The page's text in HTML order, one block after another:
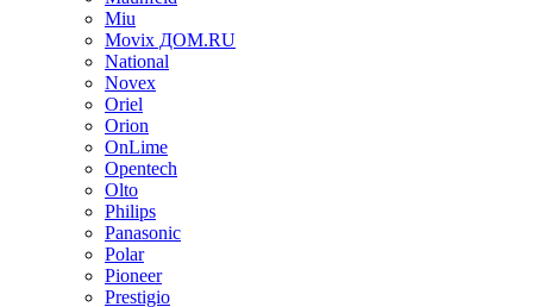
Miu
Movix ДОМ.RU
National
Novex
Oriel
Orion
OnLime
Opentech
Olto
Philips
Panasonic
Polar
Pioneer
Prestigio